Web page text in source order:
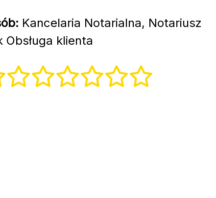
Kancelaria Notarialna, Notariusz
klienta